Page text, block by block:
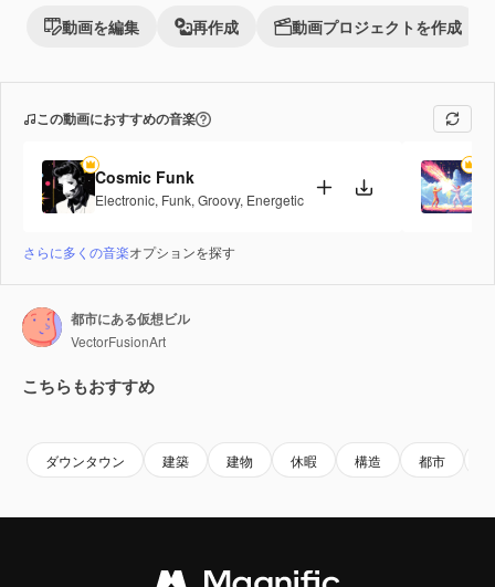
動画を編集 再作成 動画プロジェクトを作成
この動画におすすめの音楽
Cosmic Funk
Electronic, Funk, Groovy, Energetic
さらに多くの音楽オプションを探す
都市にある仮想ビル
VectorFusionArt
こちらもおすすめ
ダウンタウン 建築 建物 休暇 構造 都市